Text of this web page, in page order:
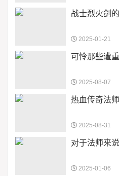
战士烈火剑
2025-01-21
可怜那些遭
2025-08-07
热血传奇法
2025-08-31
对于法师来
2025-01-06